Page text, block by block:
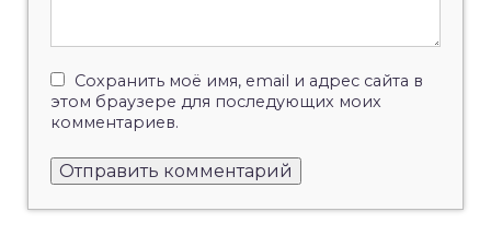
Сохранить моё имя, email и адрес сайта в
этом браузере для последующих моих
комментариев.